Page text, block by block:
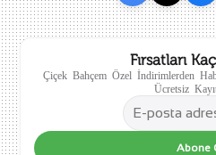
Fırsatları
Çiçek Bahçem Özel İndirimlerden
Ücretsiz
Abone